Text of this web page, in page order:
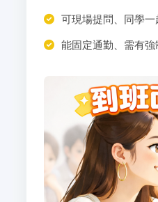
可現場提問、同學
能固定通勤、需有